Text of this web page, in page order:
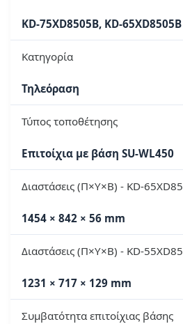
KD-75XD8505B, KD-65XD8505B
Κατηγορία
Τηλεόραση
Τύπος τοποθέτησης
Επιτοίχια με βάση SU-WL450
Διαστάσεις (Π×Υ×Β) - KD-65XD85
1454 × 842 × 56 mm
Διαστάσεις (Π×Υ×Β) - KD-55XD85
1231 × 717 × 129 mm
Συμβατότητα επιτοίχιας βάσης